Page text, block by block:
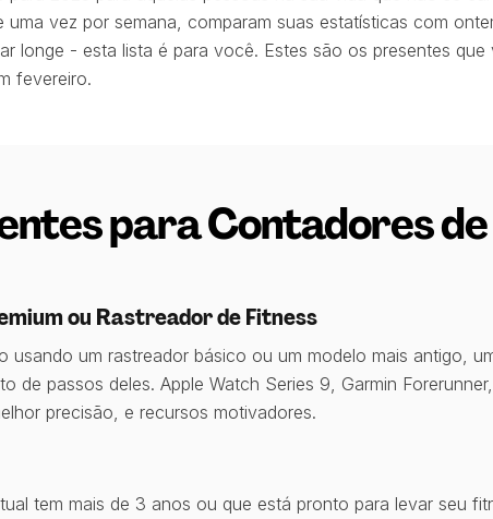
uma vez por semana, comparam suas estatísticas com
longe - esta lista é para você. Estes são os presentes que
fevereiro.
para Contadores
ou Rastreador de Fitness
usando um rastreador básico ou um modelo mais antigo,
de passos deles. Apple Watch Series 9, Garmin
precisão, e recursos motivadores.
tem mais de 3 anos ou que está pronto para levar seu